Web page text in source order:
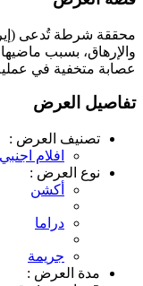
محققة شرطة تُدعى
والإرهاق، بسبب
عصابة متخفية في
تفاصيل العرض
تصنيف العرض :
افلام اجنبي
نوع العرض :
أكشن
دراما
جريمة
مدة العرض :